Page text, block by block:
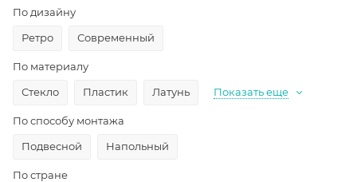
По дизайну
Ретро
Современный
По материалу
Стекло
Пластик Латунь Показать еще
По способу монтажа
Подвесной
Напольный
По стране